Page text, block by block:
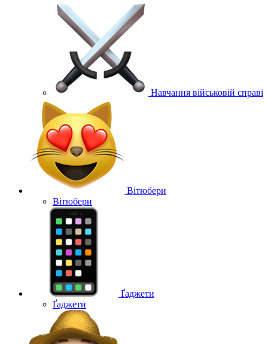
Навчання військовій справі
Вітюбери
Вітюбери
Ґаджети
Ґаджети